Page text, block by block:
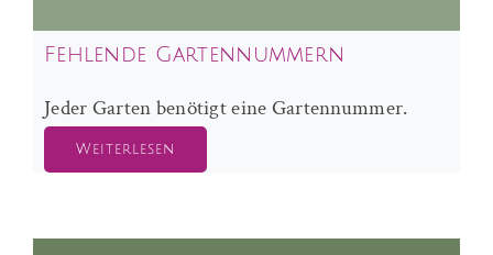
Fehlende Gartennummern
Jeder Garten benötigt eine Gartennummer.
Weiterlesen